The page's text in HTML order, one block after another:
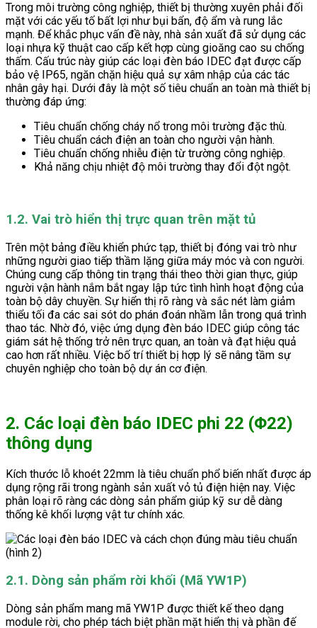
Trong môi trường công nghiệp, thiết bị thường xuyên phải đối
mặt với các yếu tố bất lợi như bụi bẩn, độ ẩm và rung lắc
mạnh. Để khắc phục vấn đề này, nhà sản xuất đã sử dụng các
loại nhựa kỹ thuật cao cấp kết hợp cùng gioăng cao su chống
thấm. Cấu trúc này giúp các loại đèn báo IDEC đạt được cấp
bảo vệ IP65, ngăn chặn hiệu quả sự xâm nhập của các tác
nhân gây hại. Dưới đây là một số tiêu chuẩn an toàn mà thiết bị
thường đáp ứng:
Tiêu chuẩn chống cháy nổ trong môi trường đặc thù.
Tiêu chuẩn cách điện an toàn cho người vận hành.
Tiêu chuẩn chống nhiễu điện từ trường công nghiệp.
Khả năng chịu nhiệt độ môi trường thay đổi đột ngột.
1.2. Vai trò hiển thị trực quan trên mặt tủ
Trên một bảng điều khiển phức tạp, thiết bị đóng vai trò như
những người giao tiếp thầm lặng giữa máy móc và con người.
Chúng cung cấp thông tin trạng thái theo thời gian thực, giúp
người vận hành nắm bắt ngay lập tức tình hình hoạt động của
toàn bộ dây chuyền. Sự hiển thị rõ ràng và sắc nét làm giảm
thiểu tối đa các sai sót do phán đoán nhầm lẫn trong quá trình
thao tác. Nhờ đó, việc ứng dụng đèn báo IDEC giúp công tác
giám sát hệ thống trở nên trực quan, an toàn và đạt hiệu quả
cao hơn rất nhiều. Việc bố trí thiết bị hợp lý sẽ nâng tầm sự
chuyên nghiệp cho toàn bộ dự án cơ điện.
2. Các loại đèn báo IDEC phi 22 (Φ22)
thông dụng
Kích thước lỗ khoét 22mm là tiêu chuẩn phổ biến nhất được áp
dụng rộng rãi trong ngành sản xuất vỏ tủ điện hiện nay. Việc
phân loại rõ ràng các dòng sản phẩm giúp kỹ sư dễ dàng
thống kê khối lượng vật tư chính xác.
2.1. Dòng sản phẩm rời khối (Mã YW1P)
Dòng sản phẩm mang mã YW1P được thiết kế theo dạng
module rời, cho phép tách biệt phần mặt hiển thị và phần đế